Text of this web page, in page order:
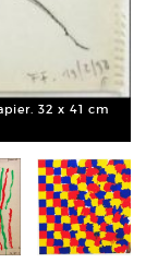
32 x 41 cm